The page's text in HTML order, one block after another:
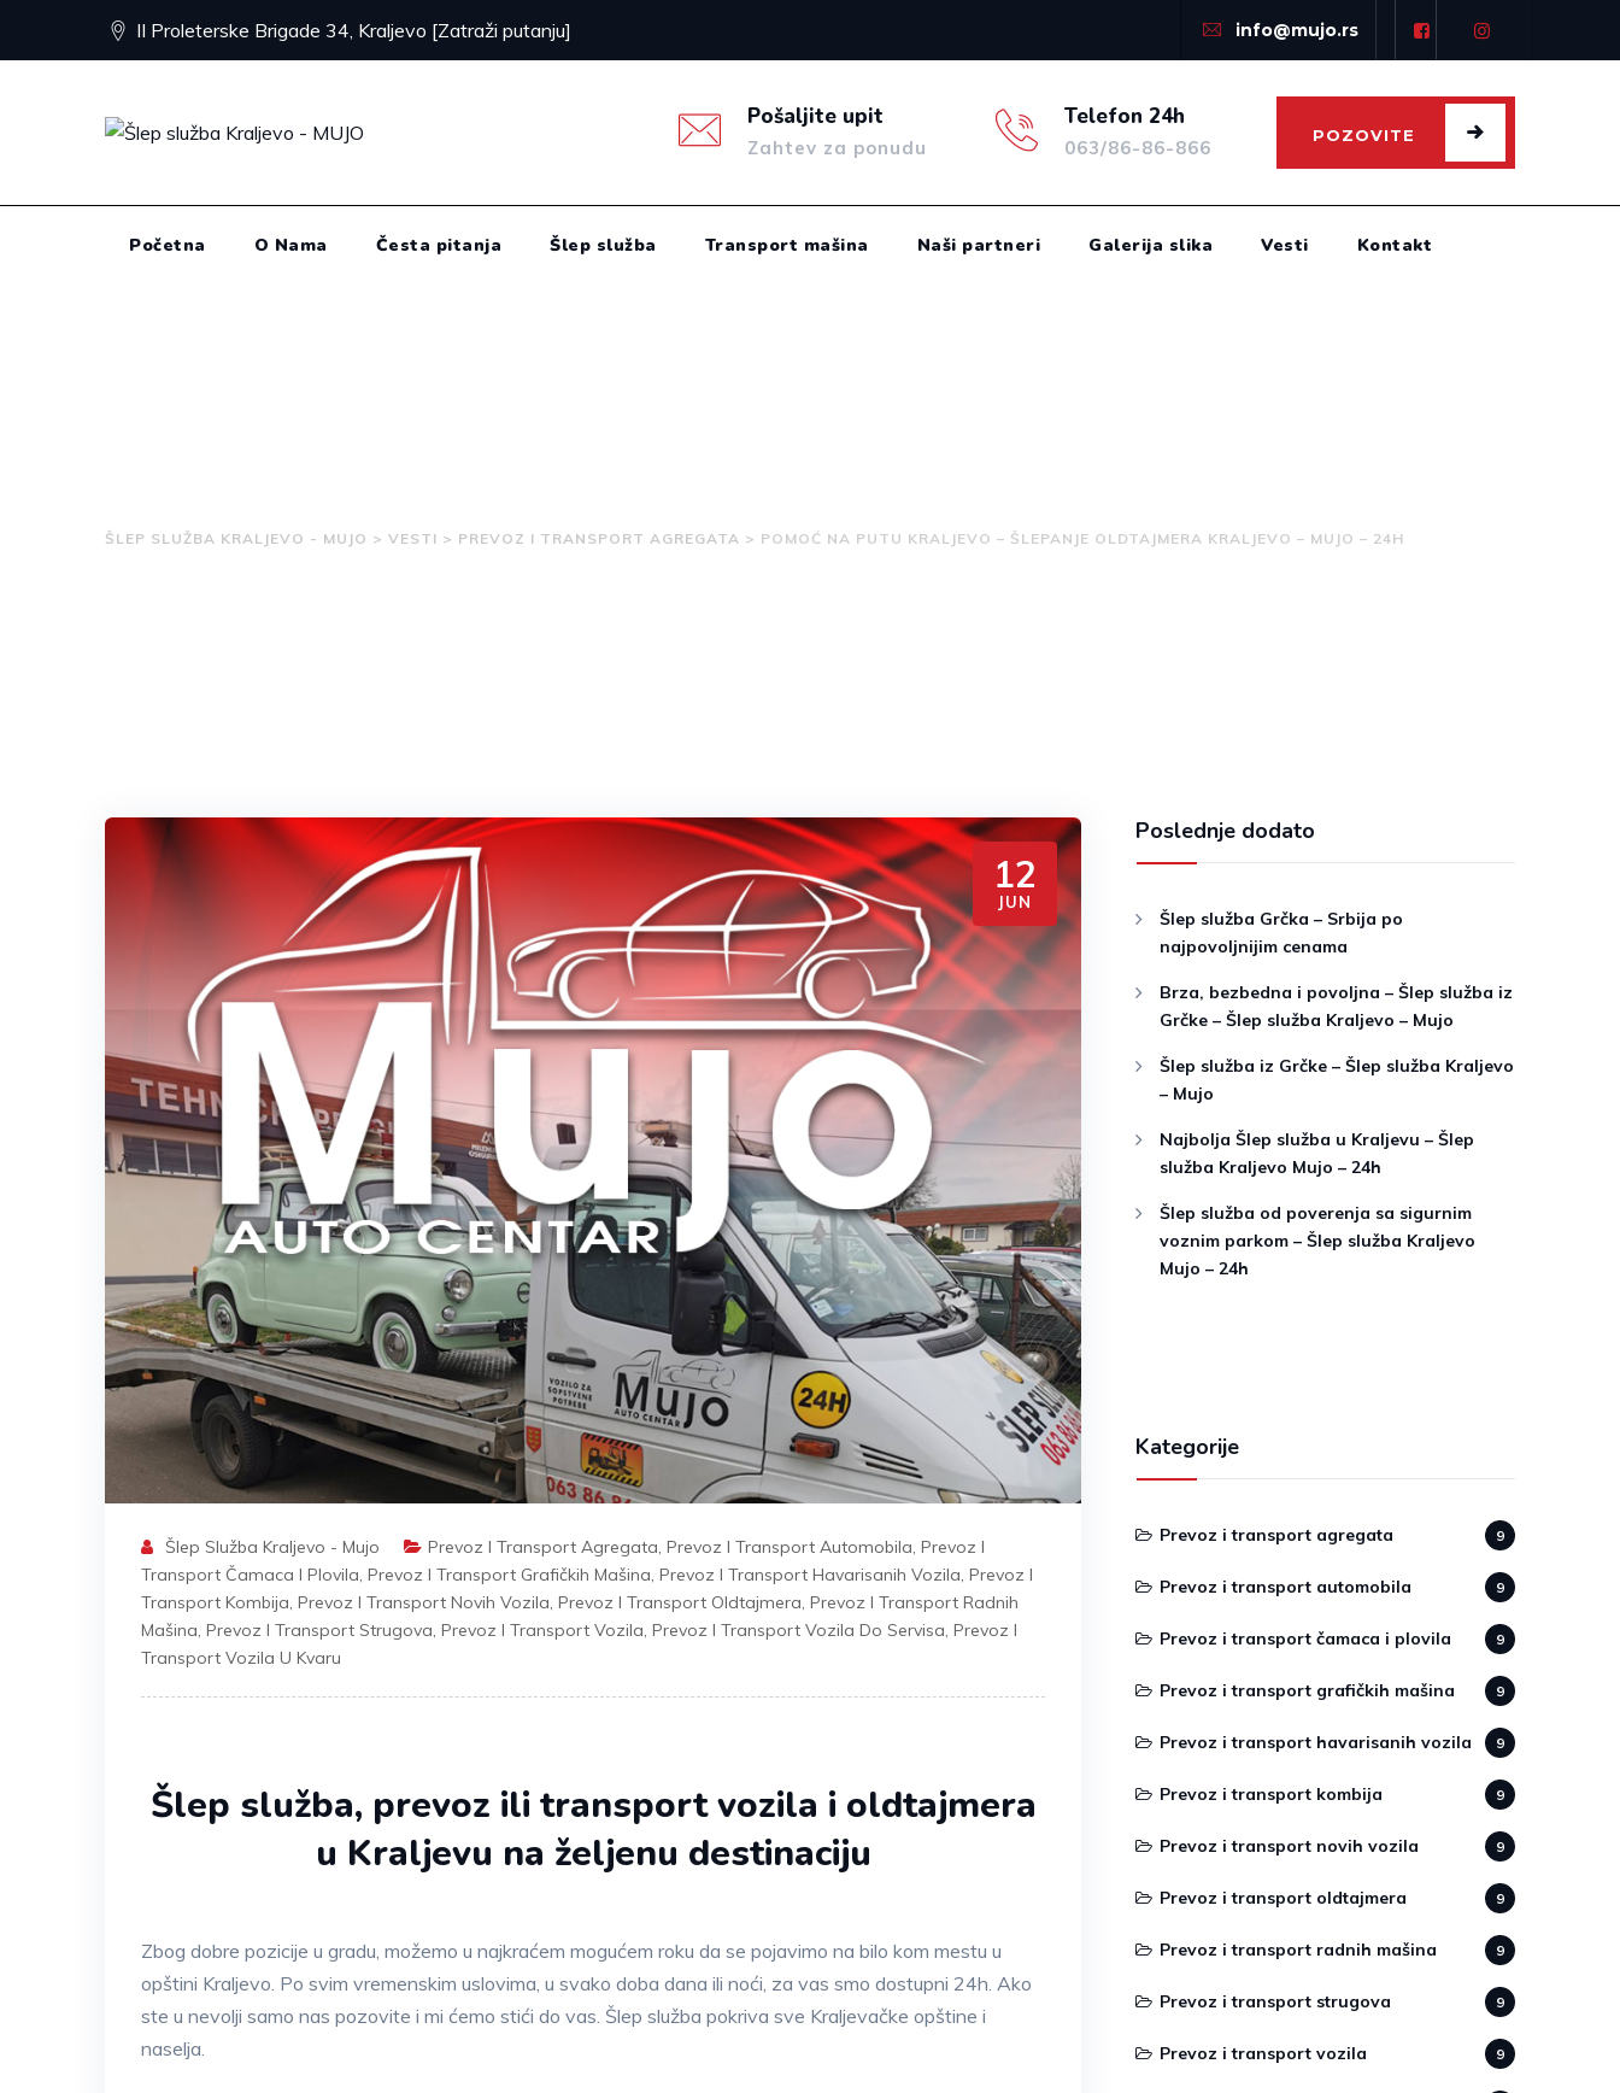
II Proleterske Brigade 34, Kraljevo [Zatraži putanju] info@mujo.rs
Pošaljite upit
Zahtev za ponudu
Telefon 24h
063/86-86-866
POZOVITE
Početna O Nama Česta pitanja Šlep služba Transport mašina Naši partneri Galerija slika Vesti Kontakt
ŠLEP SLUŽBA KRALJEVO - MUJO > VESTI > PREVOZ I TRANSPORT AGREGATA > POMOĆ NA PUTU KRALJEVO – ŠLEPANJE OLDTAJMERA KRALJEVO – MUJO – 24H
12
JUN
Šlep Služba Kraljevo - Mujo Prevoz I Transport Agregata, Prevoz I Transport Automobila, Prevoz I
Transport Čamaca I Plovila, Prevoz I Transport Grafičkih Mašina, Prevoz I Transport Havarisanih Vozila, Prevoz I
Transport Kombija, Prevoz I Transport Novih Vozila, Prevoz I Transport Oldtajmera, Prevoz I Transport Radnih
Mašina, Prevoz I Transport Strugova, Prevoz I Transport Vozila, Prevoz I Transport Vozila Do Servisa, Prevoz I
Transport Vozila U Kvaru
Šlep služba, prevoz ili transport vozila i oldtajmera
u Kraljevu na željenu destinaciju
Zbog dobre pozicije u gradu, možemo u najkraćem mogućem roku da se pojavimo na bilo kom mestu u
opštini Kraljevo. Po svim vremenskim uslovima, u svako doba dana ili noći, za vas smo dostupni 24h. Ako
ste u nevolji samo nas pozovite i mi ćemo stići do vas. Šlep služba pokriva sve Kraljevačke opštine i
naselja.
Poslednje dodato
Šlep služba Grčka – Srbija po
najpovoljnijim cenama
Brza, bezbedna i povoljna – Šlep služba iz
Grčke – Šlep služba Kraljevo – Mujo
Šlep služba iz Grčke – Šlep služba Kraljevo
– Mujo
Najbolja Šlep služba u Kraljevu – Šlep
služba Kraljevo Mujo – 24h
Šlep služba od poverenja sa sigurnim
voznim parkom – Šlep služba Kraljevo
Mujo – 24h
Kategorije
Prevoz i transport agregata 9
Prevoz i transport automobila 9
Prevoz i transport čamaca i plovila 9
Prevoz i transport grafičkih mašina 9
Prevoz i transport havarisanih vozila 9
Prevoz i transport kombija 9
Prevoz i transport novih vozila 9
Prevoz i transport oldtajmera 9
Prevoz i transport radnih mašina 9
Prevoz i transport strugova 9
Prevoz i transport vozila 9